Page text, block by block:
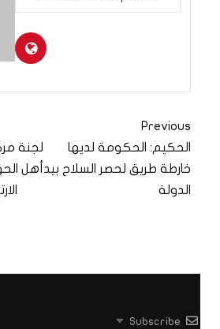
Previous
الحكيم: الحكومة لديها
خارطة طريق لحصر السلاح بيد
الدولة
لجنة
أهل
Subscribe